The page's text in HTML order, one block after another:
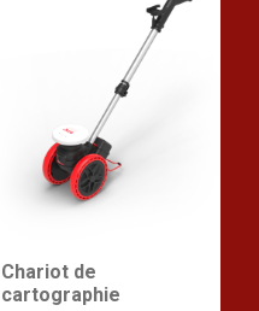
Chariot de
cartographie